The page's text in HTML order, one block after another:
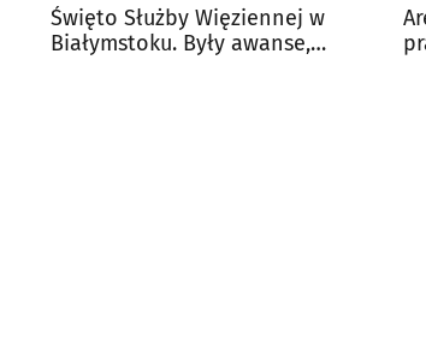
Święto Służby Więziennej w
Białymstoku. Były awanse,